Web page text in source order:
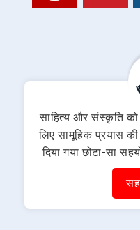
साहित्य और संस्कृति
लिए सामूहिक प्रयास
दिया गया छोटा-सा